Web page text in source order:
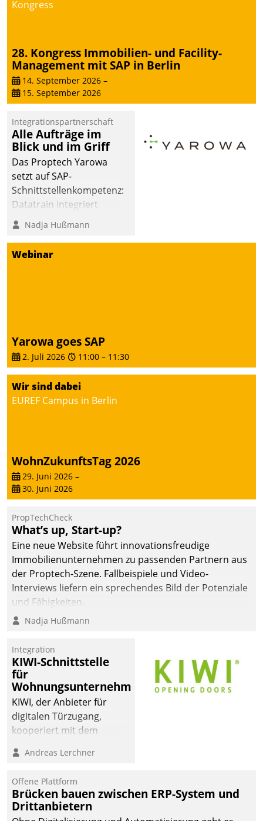
Kongress
28. Kongress Immobilien- und Facility-
Management mit SAP in Berlin
14. September 2026 –
15. September 2026
Integrationspartnerschaft
Alle Aufträge im
Blick und im Griff
Das Proptech Yarowa
setzt auf SAP-
Schnittstellenkompetenz:
Datatrain integriert
Yarowas Portal zur
Vergabe und Verwaltung
von Aufträgen der
operativen
den Weg vom
Mieteranliegen zum
Dienstleisterauftrag.
Nadja Hußmann
Webinar
Yarowa goes SAP
2. Juli 2026 11:00 – 11:30
Wir sind dabei
EUREF Campus in Berlin
WohnZukunftsTag 2026
29. Juni 2026 –
30. Juni 2026
PropTechCheck
What’s up, Start-up?
Eine neue Website führt innovationsfreudige
Immobilienunternehmen zu passenden Partnern aus
der Proptech-Szene. Fallbeispiele und Video-
Interviews liefern ein sprechendes Bild der Potenziale
und Fähigkeiten.
Nadja Hußmann
Integration
KIWI-Schnittstelle
für
Wohnungsunternehmen
KIWI, der Anbieter für
digitalen Türzugang,
kooperiert mit dem
Softwareentwicklungshaus
Andreas Lerchner
Offene Plattform
Brücken bauen zwischen ERP-System und
Drittanbietern